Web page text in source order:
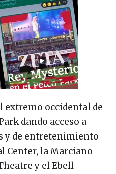
extremo occidental de
dando acceso a
y de entretenimiento
Center, la Marciano
y el Ebell